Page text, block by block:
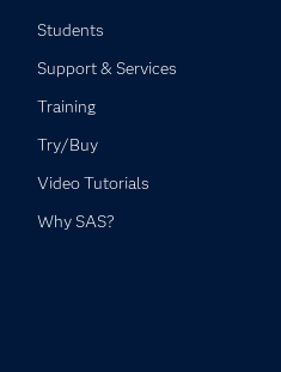
Students
Support & Services
Training
Try/Buy
Video Tutorials
Why SAS?